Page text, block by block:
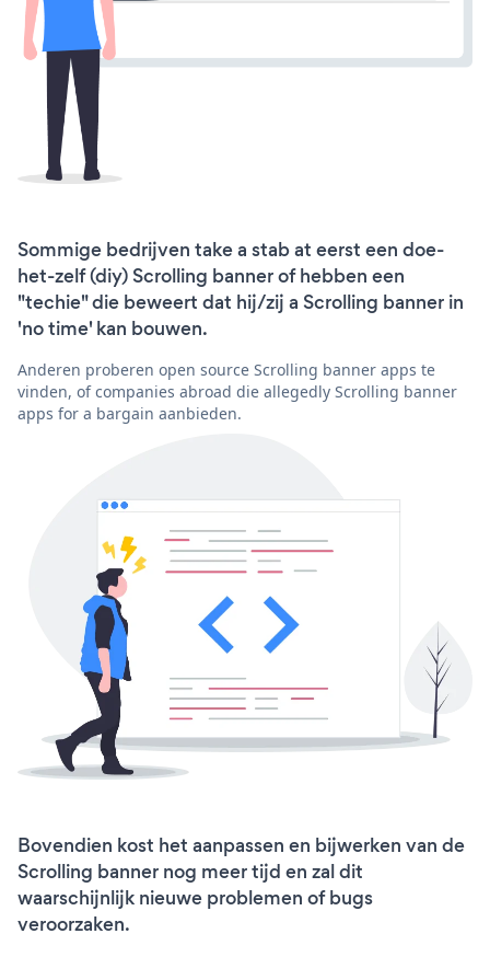
Sommige bedrijven take a stab at eerst een doe-
het-zelf (diy) Scrolling banner of hebben een
"techie" die beweert dat hij/zij a Scrolling banner in
'no time' kan bouwen.
Anderen proberen open source Scrolling banner apps te
vinden, of companies abroad die allegedly Scrolling banner
apps for a bargain aanbieden.
Bovendien kost het aanpassen en bijwerken van de
Scrolling banner nog meer tijd en zal dit
waarschijnlijk nieuwe problemen of bugs
veroorzaken.